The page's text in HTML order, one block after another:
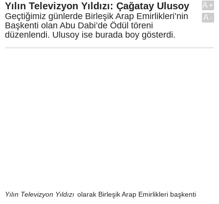
Yılın Televizyon Yıldızı: Çağatay Ulusoy
Geçtiğimiz günlerde Birleşik Arap Emirlikleri’nin
Başkenti olan Abu Dabi’de Ödül töreni
düzenlendi. Ulusoy ise burada boy gösterdi.
A+
A-
Yılın Televizyon Yıldızı olarak Birleşik Arap Emirlikleri başkenti